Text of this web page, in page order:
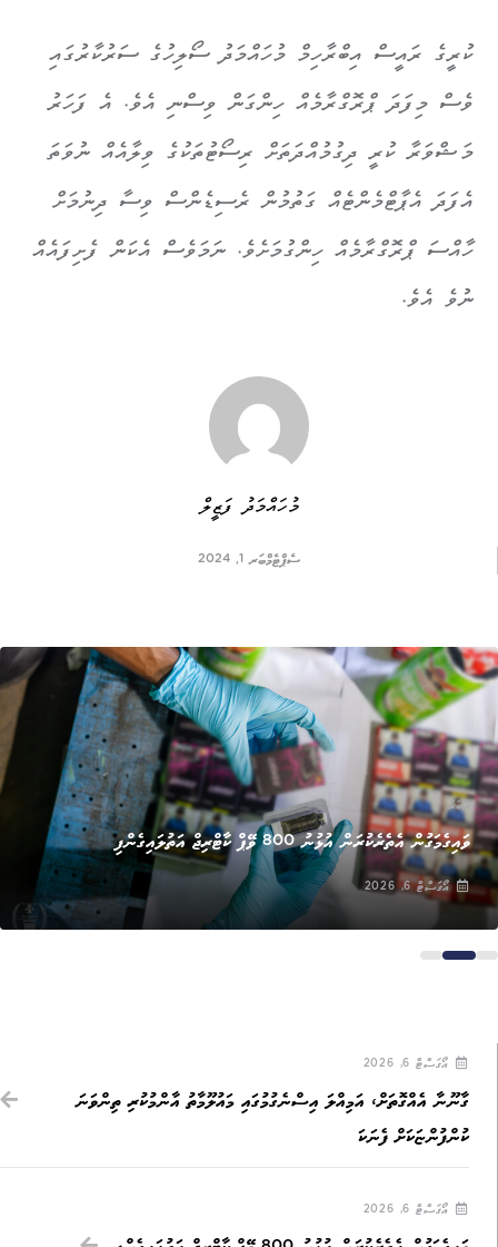
ކުރީގެ ރައީސް އިބްރާހިމް މުހައްމަދު ސޯލިހުގެ ސަރުކާރުގައި
ވެސް މިފަދަ ޕްރޮގްރާމެއް ހިންގަން ވިސްނި އެވެ. އެ ފަހަރު
މަޝްވަރާ ކުރީ ދިގުމުއްދަތަށް ރިސޯޓުތަކުގެ ވިލާއެއް ނުވަތަ
އެފަދަ އެޕާޓްމެންޓެއް ގަތުމުން ރެސިޑެންސް ވިސާ ދިނުމަށް
ހާއްސަ ޕްރޮގްރާމެއް ހިންގުމަށެވެ. ނަމަވެސް އެކަން ފެށިފައެއް
ނުވެ އެވެ.
މުހައްމަދު ފަޒީލް
ސެޕްޓެމްބަރ 1, 2024
ޚަބަރު
ވައިގެމަގުން އެތެރެކުރަން އުޅުނު 800 ވޭޕް ކާޓްރިޖް އަތުލައިގެންފި
އޯގަސްޓް 6, 2026
އޯގަސްޓް 6, 2026
ގާނޫނާ އެއްގޮތަށް، އަމިއްލަ އިސްނެގުމުގައި މައުލޫމާތު އާންމުކުރި ތިންވަނަ
ކުންފުންޏަކަށް ފެނަކަ
އޯގަސްޓް 6, 2026